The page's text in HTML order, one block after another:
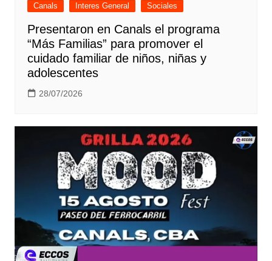
Canals Interes General Sociales
Presentaron en Canals el programa
“Más Familias” para promover el
cuidado familiar de niños, niñas y
adolescentes
28/07/2026